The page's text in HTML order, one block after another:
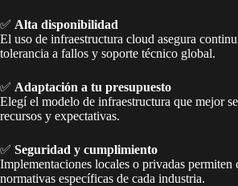
✅ Alta disponibilidad
El uso de infraestructura cloud asegura
tolerancia a fallos y soporte técnico global.
✅ Adaptación a tu presupuesto
Elegí el modelo de infraestructura que mejor
recursos y expectativas.
✅ Seguridad y cumplimiento
Implementaciones locales o privadas permiten
normativas específicas de cada industria.